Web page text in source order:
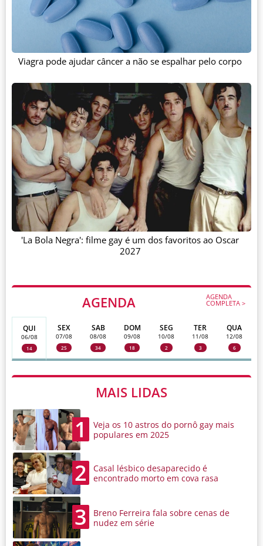
AGENDA AGENDA
COMPLETA >
QUI
06/08
14
SEX
07/08
25
SAB
08/08
34
DOM
09/08
18
SEG
10/08
2
TER
11/08
3
QUA
12/08
6
MAIS LIDAS
1
Veja os 10 astros do pornô gay mais
populares em 2025
2
Casal lésbico desaparecido é
encontrado morto em cova rasa
3
Breno Ferreira fala sobre cenas de
nudez em série
Viagra pode ajudar câncer a não se espalhar pelo corpo
'La Bola Negra': filme gay é um dos favoritos ao Oscar
2027